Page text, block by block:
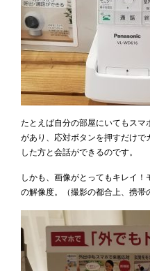
たとえば自分の部屋にいてもス
があり、応対ボタンを押すだけで
した方と会話ができるのです。
しかも、画像がとってもキレイ
の解像度。（撮影の都合上、携帯